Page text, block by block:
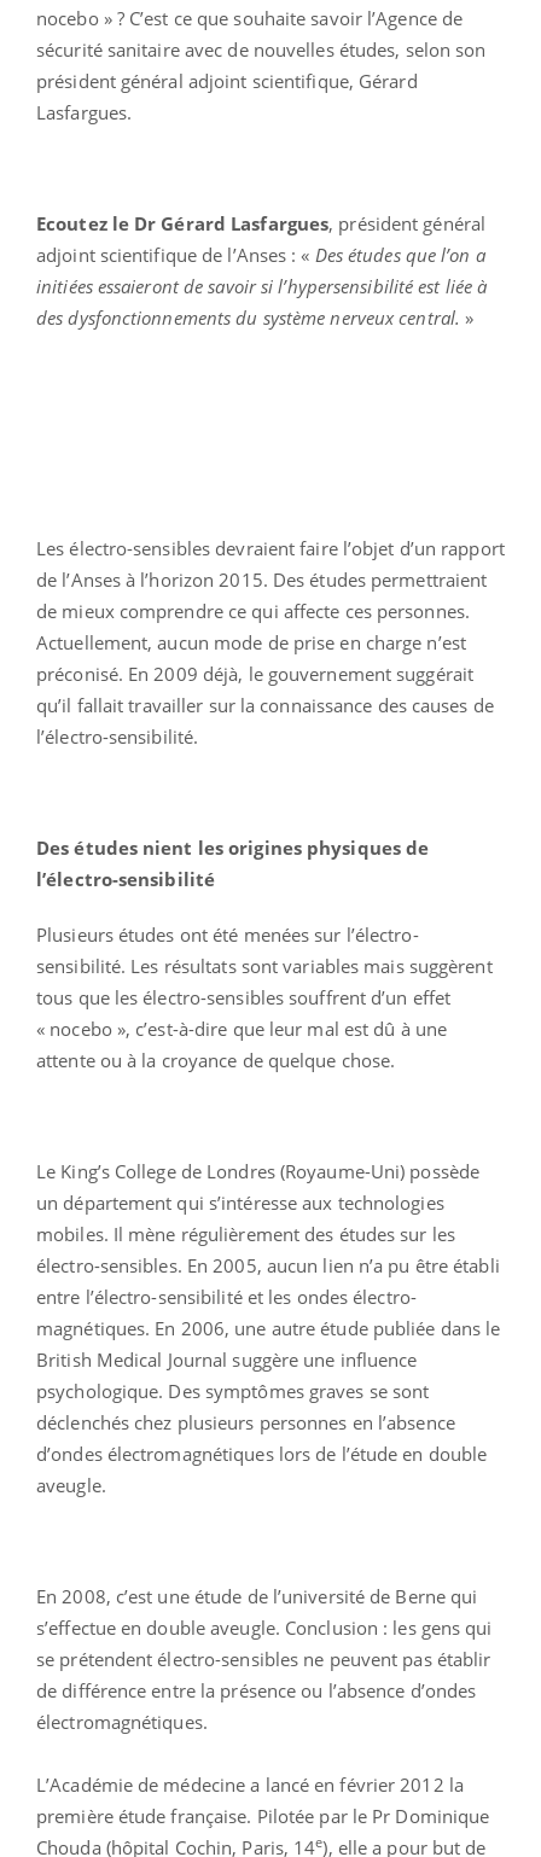
nocebo » ? C’est ce que souhaite savoir l’Agence de
sécurité sanitaire avec de nouvelles études, selon son
président général adjoint scientifique, Gérard
Lasfargues.
Ecoutez le Dr Gérard Lasfargues, président général
adjoint scientifique de l’Anses : « Des études que l’on a
initiées essaieront de savoir si l’hypersensibilité est liée à
des dysfonctionnements du système nerveux central. »
Les électro-sensibles devraient faire l’objet d’un rapport
de l’Anses à l’horizon 2015. Des études permettraient
de mieux comprendre ce qui affecte ces personnes.
Actuellement, aucun mode de prise en charge n’est
préconisé. En 2009 déjà, le gouvernement suggérait
qu’il fallait travailler sur la connaissance des causes de
l’électro-sensibilité.
Des études nient les origines physiques de
l’électro-sensibilité
Plusieurs études ont été menées sur l’électro-
sensibilité. Les résultats sont variables mais suggèrent
tous que les électro-sensibles souffrent d’un effet
« nocebo », c’est-à-dire que leur mal est dû à une
attente ou à la croyance de quelque chose.
Le King’s College de Londres (Royaume-Uni) possède
un département qui s’intéresse aux technologies
mobiles. Il mène régulièrement des études sur les
électro-sensibles. En 2005, aucun lien n’a pu être établi
entre l’électro-sensibilité et les ondes électro-
magnétiques. En 2006, une autre étude publiée dans le
British Medical Journal suggère une influence
psychologique. Des symptômes graves se sont
déclenchés chez plusieurs personnes en l’absence
d’ondes électromagnétiques lors de l’étude en double
aveugle.
En 2008, c’est une étude de l’université de Berne qui
s’effectue en double aveugle. Conclusion : les gens qui
se prétendent électro-sensibles ne peuvent pas établir
de différence entre la présence ou l’absence d’ondes
électromagnétiques.
L’Académie de médecine a lancé en février 2012 la
première étude française. Pilotée par le Pr Dominique
Chouda (hôpital Cochin, Paris, 14e), elle a pour but de